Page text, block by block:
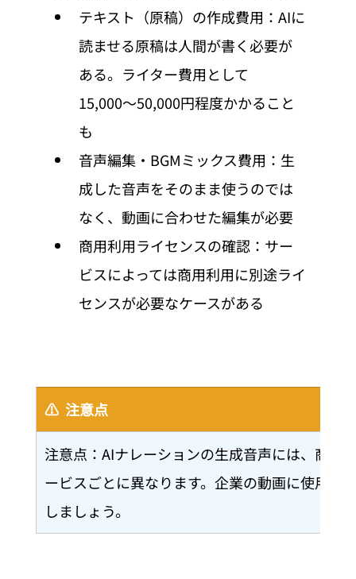
テキスト（原稿）の作成費用：AIに
読ませる原稿は人間が書く必要が
ある。ライター費用として
15,000〜50,000円程度かかること
も
音声編集・BGMミックス費用：生
成した音声をそのまま使うのでは
なく、動画に合わせた編集が必要
商用利用ライセンスの確認：サー
ビスによっては商用利用に別途ライ
センスが必要なケースがある
⚠️  注意点
注意点：AIナレーションの生成音声には、商用
ービスごとに異なります。企業の動画に使用す
しましょう。